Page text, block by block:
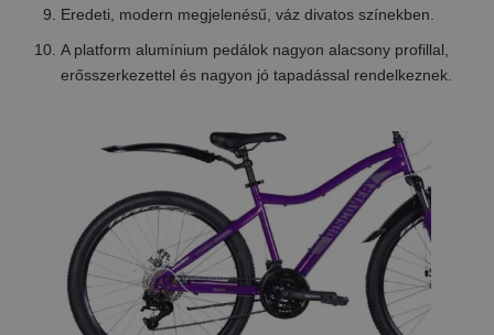
Eredeti, modern megjelenésű, váz divatos színekben.
A platform alumínium pedálok nagyon alacsony profillal,
erősszerkezettel és nagyon jó tapadással rendelkeznek.